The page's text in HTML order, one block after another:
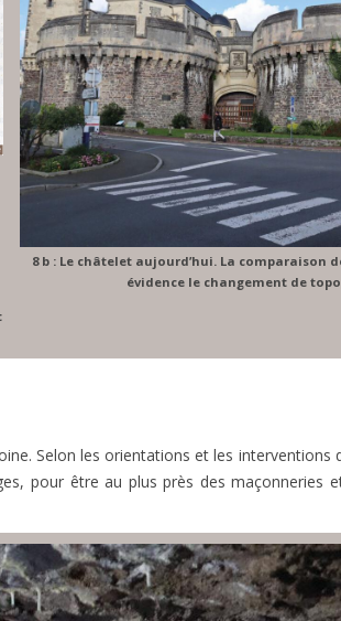
8 b : Le châtelet aujourd’hui. La comparaison
évidence le changement de
Selon les orientations et les interventions
pour être au plus près des maçonneries